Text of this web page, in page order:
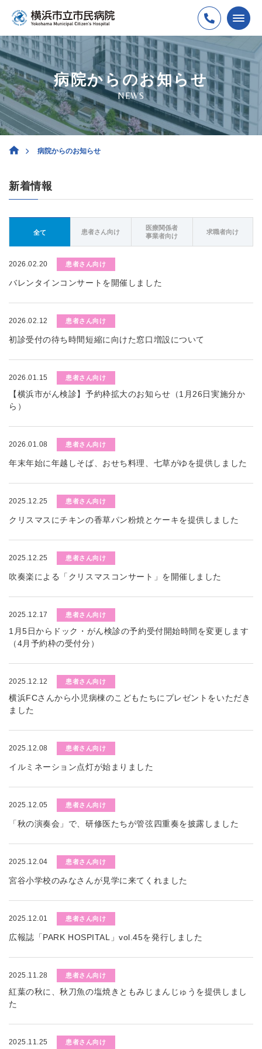
病院からのお知らせ
NEWS
病院からのお知らせ
新着情報
全て 患者さん向け
医療関係者
事業者向け
求職者向け
2026.02.20 患者さん向け
バレンタインコンサートを開催しました
2026.02.12 患者さん向け
初診受付の待ち時間短縮に向けた窓口増設について
2026.01.15 患者さん向け
【横浜市がん検診】予約枠拡大のお知らせ（1月26日実施分か
ら）
2026.01.08 患者さん向け
年末年始に年越しそば、おせち料理、七草がゆを提供しました
2025.12.25 患者さん向け
クリスマスにチキンの香草パン粉焼とケーキを提供しました
2025.12.25 患者さん向け
吹奏楽による「クリスマスコンサート」を開催しました
2025.12.17 患者さん向け
1月5日からドック・がん検診の予約受付開始時間を変更します
（4月予約枠の受付分）
2025.12.12 患者さん向け
横浜FCさんから小児病棟のこどもたちにプレゼントをいただき
ました
2025.12.08 患者さん向け
イルミネーション点灯が始まりました
2025.12.05 患者さん向け
「秋の演奏会」で、研修医たちが管弦四重奏を披露しました
2025.12.04 患者さん向け
宮谷小学校のみなさんが見学に来てくれました
2025.12.01 患者さん向け
広報誌「PARK HOSPITAL」vol.45を発行しました
2025.11.28 患者さん向け
紅葉の秋に、秋刀魚の塩焼きともみじまんじゅうを提供しまし
た
2025.11.25 患者さん向け